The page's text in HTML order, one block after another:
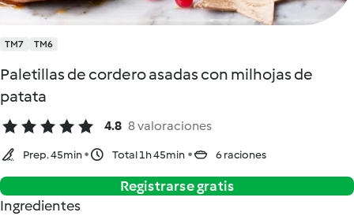
TM7 TM6
Paletillas de cordero asadas con milhojas de
patata
4.8 8 valoraciones
Prep. 45min Total 1h 45min 6 raciones
Registrarse gratis
Ingredientes